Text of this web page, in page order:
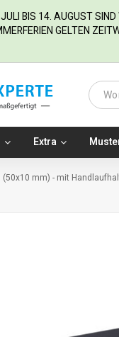
BIS 14. AUGUST
GELTEN
Extra
mm) - mit